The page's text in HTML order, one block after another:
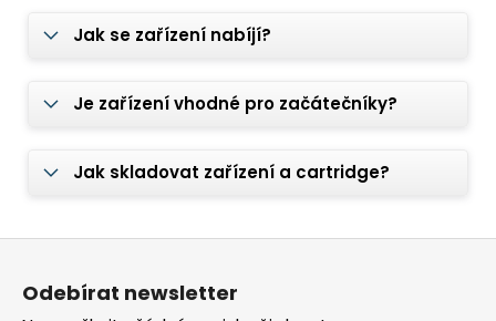
Jak se zařízení nabíjí?
Je zařízení vhodné pro začátečníky?
Jak skladovat zařízení a cartridge?
Z
Odebírat newsletter